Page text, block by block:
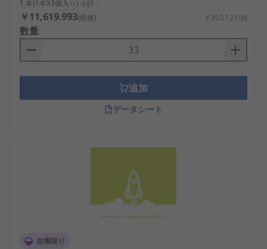
1 本(1本33個入り) 小計：
￥11,619.993(税抜) ￥352.121/個
数量
追加
データシート
在庫限り